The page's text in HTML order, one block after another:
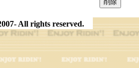
All rights reserved.